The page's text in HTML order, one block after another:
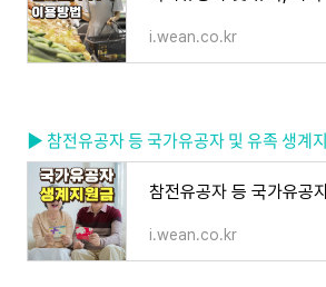
i.wean.co.kr
▶ 참전유공자 등 국가유공자 및 유족 생계
i.wean.co.kr